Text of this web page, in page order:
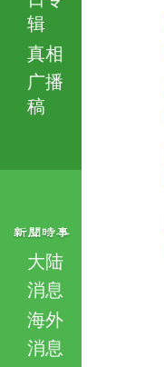
辑
真相
广播
稿
大陆
消息
海外
消息